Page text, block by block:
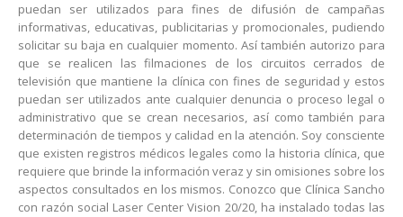
puedan ser utilizados para fines de difusión de campañas
informativas, educativas, publicitarias y promocionales, pudiendo
solicitar su baja en cualquier momento. Así también autorizo para
que se realicen las filmaciones de los circuitos cerrados de
televisión que mantiene la clínica con fines de seguridad y estos
puedan ser utilizados ante cualquier denuncia o proceso legal o
administrativo que se crean necesarios, así como también para
determinación de tiempos y calidad en la atención. Soy consciente
que existen registros médicos legales como la historia clínica, que
requiere que brinde la información veraz y sin omisiones sobre los
aspectos consultados en los mismos. Conozco que Clínica Sancho
con razón social Laser Center Vision 20/20, ha instalado todas las